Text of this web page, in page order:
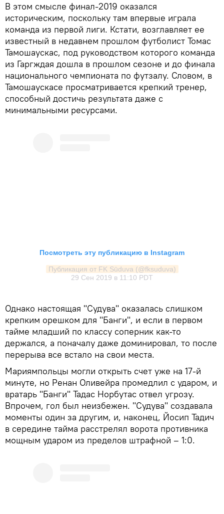
В этом смысле финал-2019 оказался
историческим, поскольку там впервые играла
команда из первой лиги. Кстати, возглавляет ее
известный в недавнем прошлом футболист Томас
Тамошаускас, под руководством которого команда
из Гаргждая дошла в прошлом сезоне и до финала
национального чемпионата по футзалу. Словом, в
Тамошаускасе просматривается крепкий тренер,
способный достичь результата даже с
минимальными ресурсами.
Посмотреть эту публикацию в Instagram
Публикация от FK Sūduva (@fksuduva)
29 Сен 2019 в 11:10 PDT
Однако настоящая "Судува" оказалась слишком
крепким орешком для "Банги", и если в первом
тайме младший по классу соперник как-то
держался, а поначалу даже доминировал, то после
перерыва все встало на свои места.
Мариямпольцы могли открыть счет уже на 17-й
минуте, но Ренан Оливейра промедлил с ударом, и
вратарь "Банги" Тадас Норбутас отвел угрозу.
Впрочем, гол был неизбежен. "Судува" создавала
моменты один за другим, и, наконец, Йосип Тадич
в середине тайма расстрелял ворота противника
мощным ударом из пределов штрафной – 1:0.